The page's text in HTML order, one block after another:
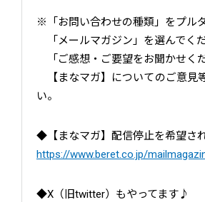
※「お問い合わせの種類」をプル
「メールマガジン」を選んでくだ
「ご感想・ご要望をお聞かせく
【まなマガ】についてのご意見
い。
◆【まなマガ】配信停止を希望さ
https://www.beret.co.jp/
◆X（旧twitter）もやってます♪